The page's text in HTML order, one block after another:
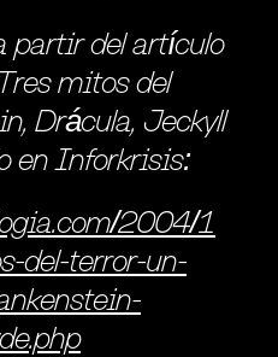
partir del artículo
mitos del
Drácula, Jeckyll
en Inforkrisis:
2004/1
del-terror-un-